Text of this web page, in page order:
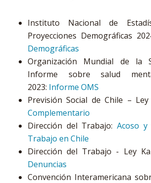
Instituto Nacional de
Proyecciones Demográficas
Demográficas
Organización Mundial de la
Informe sobre salud
2023: Informe OMS
Previsión Social de Chile – Ley
Complementario
Dirección del Trabajo:Acoso
Trabajo en Chile
Dirección del Trabajo - Ley
Denuncias
Convención Interamericana